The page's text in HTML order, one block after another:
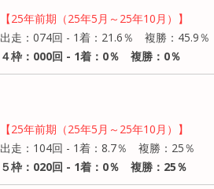
【25年前期（25年5月～25年10月）】
出走：074回 - 1着：21.6％ 複勝：45.9％
４枠：000回 - 1着：0％ 複勝：0％
【25年前期（25年5月～25年10月）】
出走：104回 - 1着：8.7％ 複勝：25％
５枠：020回 - 1着：0％ 複勝：25％